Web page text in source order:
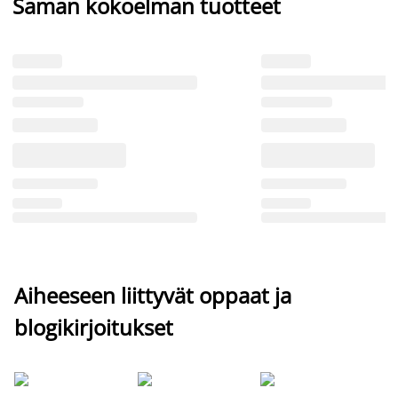
Aiheeseen liittyvät oppaat ja
blogikirjoitukset